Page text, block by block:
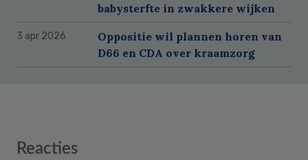
babysterfte in zwakkere wijken
3 apr 2026
Oppositie wil plannen horen van
D66 en CDA over kraamzorg
Reader
Reacties